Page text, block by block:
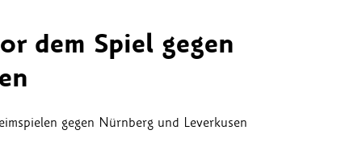
dem Spiel gegen
gegen Nürnberg und Leverkusen